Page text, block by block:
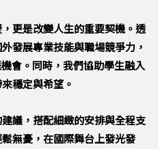
更是改變人生的重要契機。透
發展專業技能與職場競爭力，
會。同時，我們協助學生融入
穩定與希望。
議，搭配細緻的安排與全程支
無憂，在國際舞台上發光發